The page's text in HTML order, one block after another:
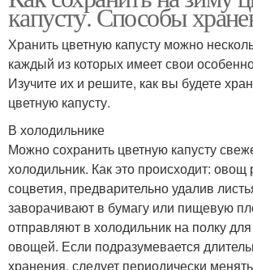
капусту. Способы
Хранить цветную капусту можно
каждый из которых имеет свои
Изучите их и решите, как вы будете
цветную капусту.
В холодильнике
Можно сохранить цветную капусту
холодильник. Как это происходит: овощ
соцветия, предварительно удалив
заворачивают в бумагу или пищевую
отправляют в холодильник на полку
овощей. Если подразумевается
хранения, следует периодически